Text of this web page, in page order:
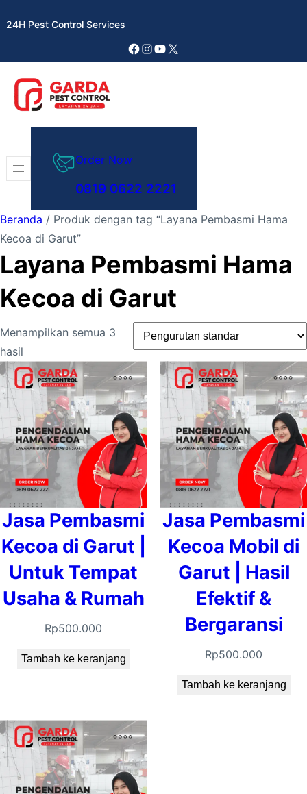
ke24H Pest Control Services
Facebook
Instagram
YouTube
X
Order Now
0819 0622 2221
Beranda / Produk dengan tag “Layana Pembasmi Hama
Kecoa di Garut”
Layana Pembasmi Hama
Kecoa di Garut
Menampilkan semua 3
hasil
Jasa Pembasmi
Kecoa di Garut |
Untuk Tempat
Usaha & Rumah
Rp500.000
Tambah ke keranjang
Jasa Pembasmi
Kecoa Mobil di
Garut | Hasil
Efektif &
Bergaransi
Rp500.000
Tambah ke keranjang